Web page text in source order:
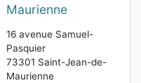
Maurienne
16 avenue Samuel-
Pasquier
73301 Saint-Jean-de-
Maurienne